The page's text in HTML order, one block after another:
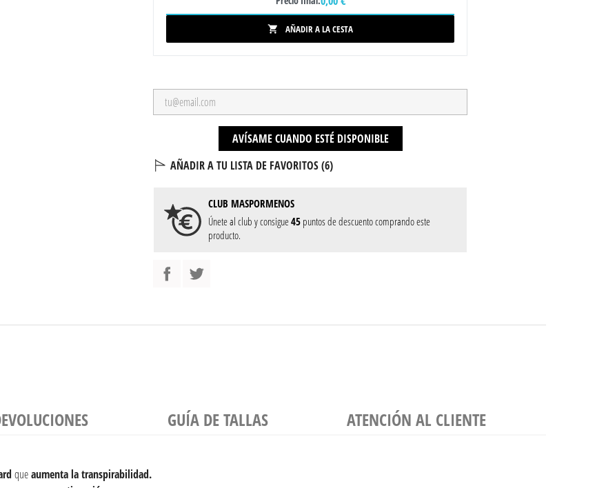
 AÑADIR A LA CESTA
AVÍSAME CUANDO ESTÉ DISPONIBLE
AÑADIR A TU LISTA DE FAVORITOS (6)
CLUB MASPORMENOS
Únete al club y consigue45puntos de descuento comprando este
producto.
GUÍA DE TALLAS ATENCIÓN AL CLIENTE
queaumenta la transpirabilidad.